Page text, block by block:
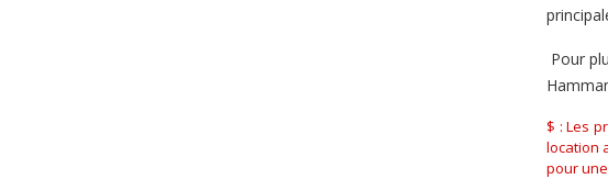
Pour
$ : Les
location
pour